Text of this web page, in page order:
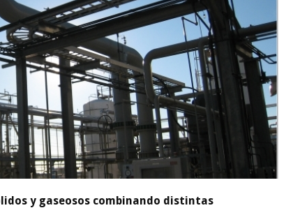
y gaseosos combinando distintas